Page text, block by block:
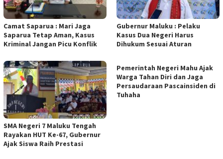
Camat Saparua : Mari Jaga
Saparua Tetap Aman, Kasus
Kriminal Jangan Picu Konflik
Gubernur Maluku : Pelaku
Kasus Dua Negeri Harus
Dihukum Sesuai Aturan
SMA Negeri 7 Maluku Tengah
Rayakan HUT Ke-67, Gubernur
Ajak Siswa Raih Prestasi
Pemerintah Negeri Mahu Ajak
Warga Tahan Diri dan Jaga
Persaudaraan Pascainsiden di
Tuhaha